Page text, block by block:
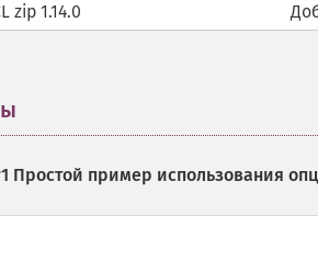
zip 1.14.0
Простой пример использования